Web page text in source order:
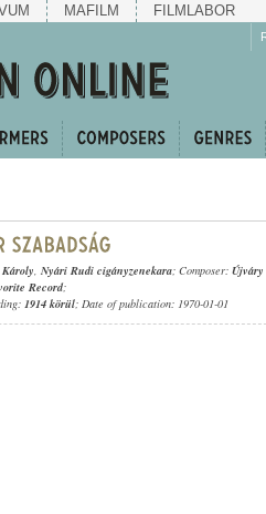
MAFILM FILMLABOR
, Nyári Rudi cigányzenekara; Composer:
Record;
1914 körül; Date of publication: 1970-01-01